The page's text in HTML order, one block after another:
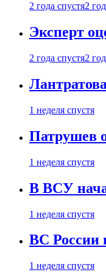
2 года спустя2
Эксперт
2 года спустя2
1 неделя спустя
Патрушев
1 неделя спустя
В ВСУ
1 неделя спустя
ВС России
1 неделя спустя